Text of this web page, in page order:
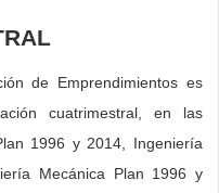
de Emprendimientos es
cuatrimestral, en las
1996 y 2014, Ingeniería
Mecánica Plan 1996 y